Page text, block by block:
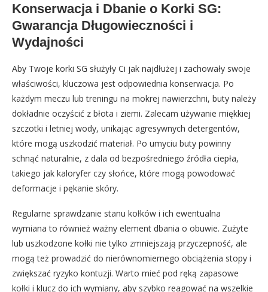
Konserwacja i Dbanie o Korki SG:
Gwarancja Długowieczności i
Wydajności
Aby Twoje korki SG służyły Ci jak najdłużej i zachowały swoje
właściwości, kluczowa jest odpowiednia konserwacja. Po
każdym meczu lub treningu na mokrej nawierzchni, buty należy
dokładnie oczyścić z błota i ziemi. Zalecam używanie miękkiej
szczotki i letniej wody, unikając agresywnych detergentów,
które mogą uszkodzić materiał. Po umyciu buty powinny
schnąć naturalnie, z dala od bezpośredniego źródła ciepła,
takiego jak kaloryfer czy słońce, które mogą powodować
deformacje i pękanie skóry.
Regularne sprawdzanie stanu kołków i ich ewentualna
wymiana to również ważny element dbania o obuwie. Zużyte
lub uszkodzone kołki nie tylko zmniejszają przyczepność, ale
mogą też prowadzić do nierównomiernego obciążenia stopy i
zwiększać ryzyko kontuzji. Warto mieć pod ręką zapasowe
kołki i klucz do ich wymiany, aby szybko reagować na wszelkie